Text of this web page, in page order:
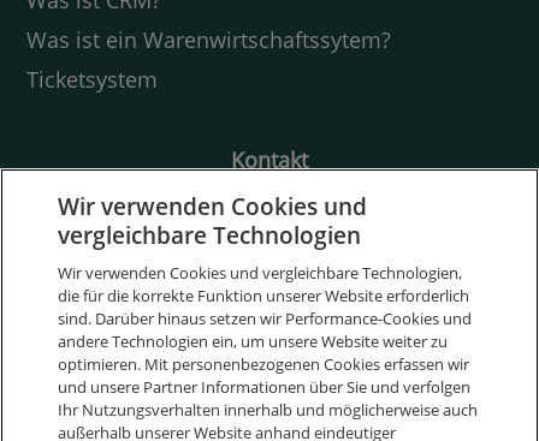
Was ist ein Warenwirtschaftssytem?
Ticketsystem
Kontakt
Friedrich-Ebert-Str. 28
97318 Kitzingen
Deutschland
+49 9321 9064 1800
sales@weclapp.com
Nimm Kontakt auf
Wir verwenden Cookies und
vergleichbare Technologien
Wir verwenden Cookies und vergleichbare Technologien,
die für die korrekte Funktion unserer Website erforderlich
sind. Darüber hinaus setzen wir Performance-Cookies und
andere Technologien ein, um unsere Website weiter zu
optimieren. Mit personenbezogenen Cookies erfassen wir
und unsere Partner Informationen über Sie und verfolgen
Ihr Nutzungsverhalten innerhalb und möglicherweise auch
außerhalb unserer Website anhand eindeutiger